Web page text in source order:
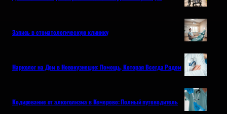
Запись в стоматологическую клинику
Нарколог на Дом в Новокузнецке: Помощь, Которая Всегда Рядом
Кодирование от алкоголизма в Кемерово: Полный путеводитель